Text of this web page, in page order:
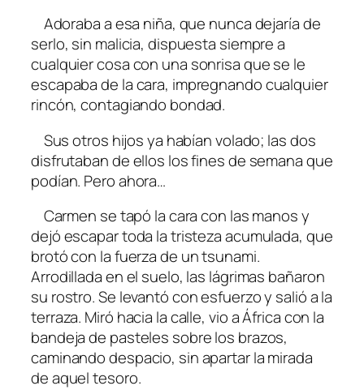
Adoraba a esa niña, que nunca dejaría de
serlo, sin malicia, dispuesta siempre a
cualquier cosa con una sonrisa que se le
escapaba de la cara, impregnando cualquier
rincón, contagiando bondad.
Sus otros hijos ya habían volado; las dos
disfrutaban de ellos los fines de semana que
podían. Pero ahora…
Carmen se tapó la cara con las manos y
dejó escapar toda la tristeza acumulada, que
brotó con la fuerza de un tsunami.
Arrodillada en el suelo, las lágrimas bañaron
su rostro. Se levantó con esfuerzo y salió a la
terraza. Miró hacia la calle, vio a África con la
bandeja de pasteles sobre los brazos,
caminando despacio, sin apartar la mirada
de aquel tesoro.